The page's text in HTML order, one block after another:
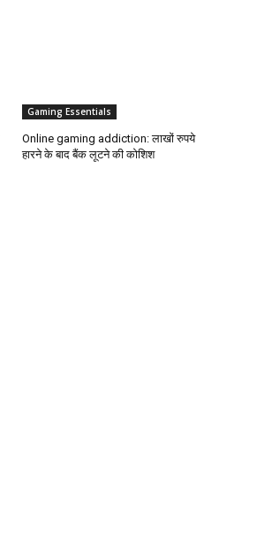
Gaming Essentials
Online gaming addiction: लाखों रुपये
हारने के बाद बैंक लूटने की कोशिश